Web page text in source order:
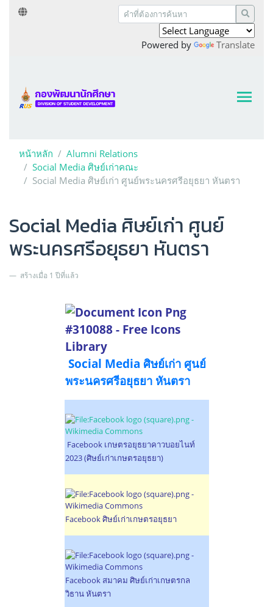
Powered by Translate
หน้าหลัก
Alumni Relations
Social Media ศิษย์เก่าคณะ
Social Media ศิษย์เก่า ศูนย์พระนครศรีอยุธยา หันตรา
Social Media ศิษย์เก่า ศูนย์
พระนครศรีอยุธยา หันตรา
สร้างเมื่อ 1 ปีที่แล้ว
Social Media ศิษย์เก่า ศูนย์
พระนครศรีอยุธยา หันตรา
Facebook เกษตร​อยุธยา​คาวบอย​ไนท์​
2023 (ศิษย์เก่าเกษตรอยุธยา)
Facebook ศิษย์เก่าเกษตรอยุธยา
Facebook สมาคม ศิษย์เก่าเกษตรกล
วิธาน หันตรา